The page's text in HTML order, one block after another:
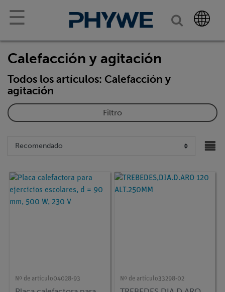
☰
Calefacción y agitación
Todos los artículos: Calefacción y
agitación
Filtro
Nº de artículo04028-93 Nº de artículo33298-02